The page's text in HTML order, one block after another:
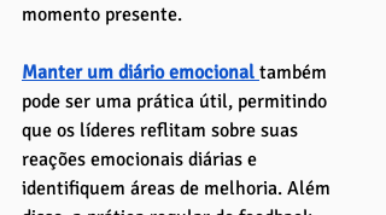
momento presente.
Manter um diário emocional também
pode ser uma prática útil, permitindo
que os líderes reflitam sobre suas
reações emocionais diárias e
identifiquem áreas de melhoria. Além